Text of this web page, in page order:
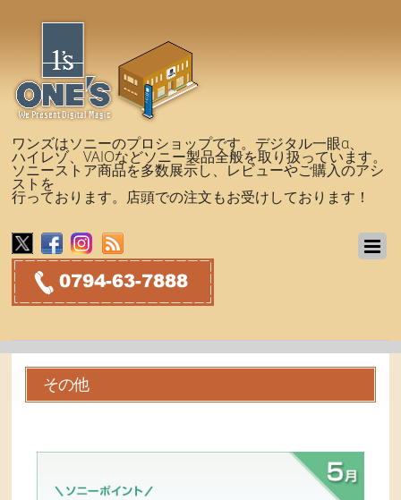
ワンズはソニーのプロショップです。デジタル一眼α、
ハイレゾ、VAIOなどソニー製品全般を取り扱っています。
ソニーストア商品を多数展示し、レビューやご購入のアシ
ストを
行っております。店頭での注文もお受けしております！
その他